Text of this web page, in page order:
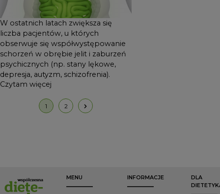
W ostatnich latach zwiększa się
liczba pacjentów, u których
obserwuje się współwystępowanie
schorzeń w obrębie jelit i zaburzeń
psychicznych (np. stany lękowe,
depresja, autyzm, schizofrenia).
Czytam więcej
1 2
MENU INFORMACJE
DLA